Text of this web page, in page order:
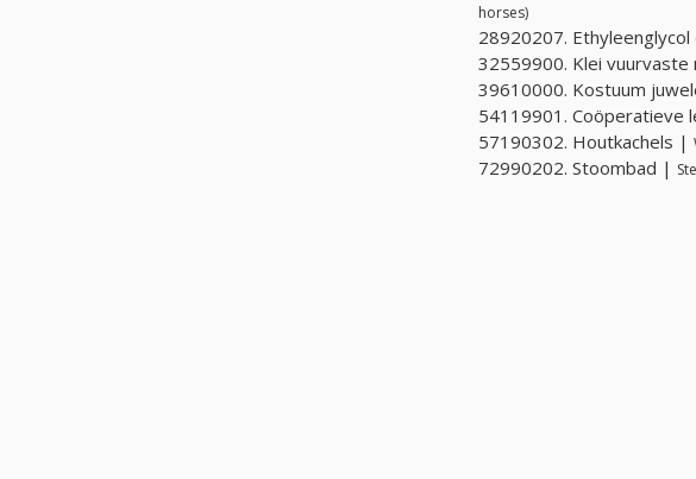
horses)
28920207.
32559900. Klei vuurvaste
39610000. Kostuum
54119901. Coöperatieve
57190302. Houtkachels |
72990202. Stoombad |